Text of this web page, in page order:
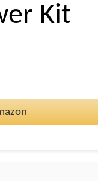
Kit